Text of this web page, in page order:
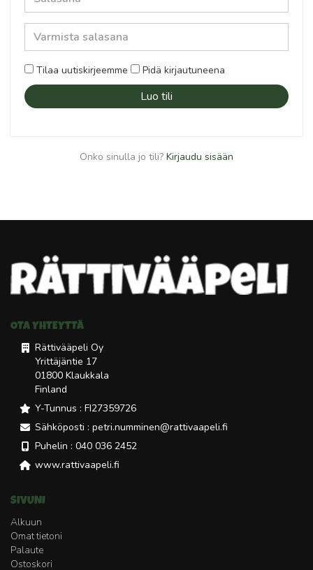
Tilaa uutiskirjeemme Pidä kirjautuneena
Luo tili
Onko sinulla jo tili? Kirjaudu sisään
OTA YHTEYTTÄ
Rättivääpeli Oy
Yrittäjäntie 17
01800 Klaukkala
Finland
Y-Tunnus : FI27359726
Sähköposti : petri.numminen@rattivaapeli.fi
Puhelin : 040 036 2452
www.rattivaapeli.fi
SIVUNI
Alkuun
Omat tietoni
Palaute
Ostoskori